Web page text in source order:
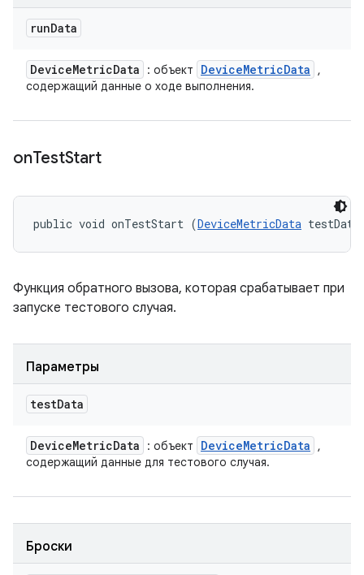
runData
DeviceMetricData : объект DeviceMetricData
,
содержащий данные о ходе выполнения.
onTestStart
public void onTestStart (DeviceMetricData
Функция обратного вызова, которая срабатывает при
запуске тестового случая.
Параметры
testData
DeviceMetricData : объект DeviceMetricData
,
содержащий данные для тестового случая.
Броски